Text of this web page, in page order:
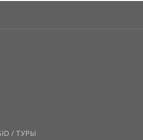
/ ТУРЫ